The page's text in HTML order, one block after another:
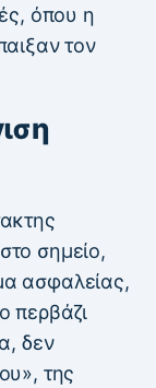
όπου η
τον
σημείο,
ασφαλείας,
περβάζι
δεν
της